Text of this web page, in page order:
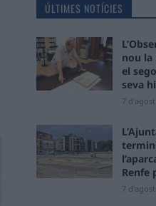
ÚLTIMES NOTÍCIES
nou la
el
seva
7
Renfe
7